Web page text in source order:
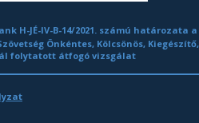
H-JÉ-IV-B-14/2021. számú határozata a
Önkéntes, Kölcsönös,
folytatott átfogó vizsgálat